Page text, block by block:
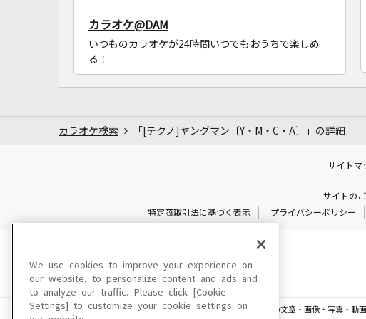
カラオケ@DAM
いつものカラオケが24時間いつでもおうちで楽しめ
る！
カラオケ検索 「[テクノ]ヤングマン〔Y・M・C・A〕」の詳細
サイトマ
サイトの
特定商取引法に基づく表示
プライバシーポリシー
このサイトに掲載されている一切の文章・画像・写真・動
We use cookies to improve your experience on
our website, to personalize content and ads and
to analyze our traffic. Please click [Cookie
Settings] to customize your cookie settings on